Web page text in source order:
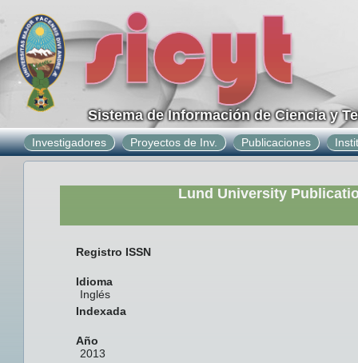
Sistema de Información de Ciencia y
Investigadores Proyectos de Inv. Publicaciones
Lund University
Registro ISSN
Idioma
Inglés
Indexada
Año
2013